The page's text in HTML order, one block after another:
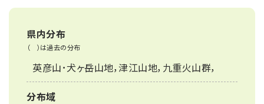
県内分布
（ ）は過去の分布
英彦山･犬ヶ岳山地，津江山地，九重火山群，
分布域